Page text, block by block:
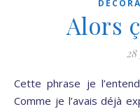
Alors
Cette phrase je l’entends souvent ces derniers temps.
Comme je l’avais déjà